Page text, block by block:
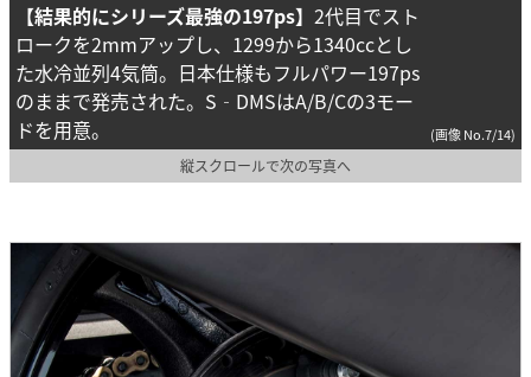
【結果的にシリーズ最強の197ps】 2代目でスト
ロークを2mmアップし、1299から1340ccとし
た水冷並列4気筒。日本仕様もフルパワー197ps
のままで発売された。S‐DMSはA/B/Cの3モー
ドを用意。
(画像 No.7/14)
縦スクロールで次の写真へ